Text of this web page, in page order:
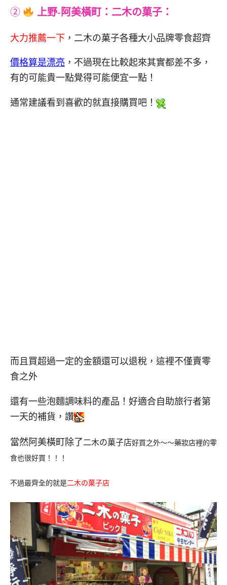
② 上野-阿美橫町：二木の菓子：
大力推薦一下 ，二木の菓子各種大小品牌零食超齊
價格算是漂亮 ，不過現在比較起來其實都差不多，
有的可能貴一點覺得可能便宜一點！
通常建議看到喜歡的就直接購買吧！
而且買超過一定的金額還可以退稅，這裡不僅賣零
食之外
還有一些泡麵調味料的產品！好適合自助旅行者第
一天的補貨，讚
當然阿美橫町除了二木の菓子店好買之外～～藥妝店裡的零
食也很好買！！！
不過最齊全的就是二木の菓子店